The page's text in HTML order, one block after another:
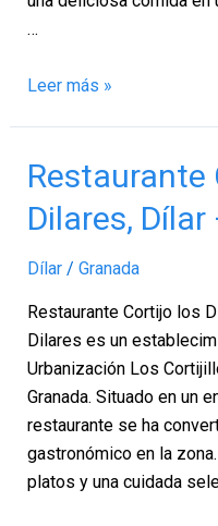
…
Leer más »
Restaurante
Dilares,
Dílar/ Granada
Restaurante Cortijo los
Dilares es un
Urbanización Los
Granada. Situado en un
restaurante se ha
gastronómico en la
platos y una cuidada
Restaurante
Cortijo
los
Dílar
–
Granada